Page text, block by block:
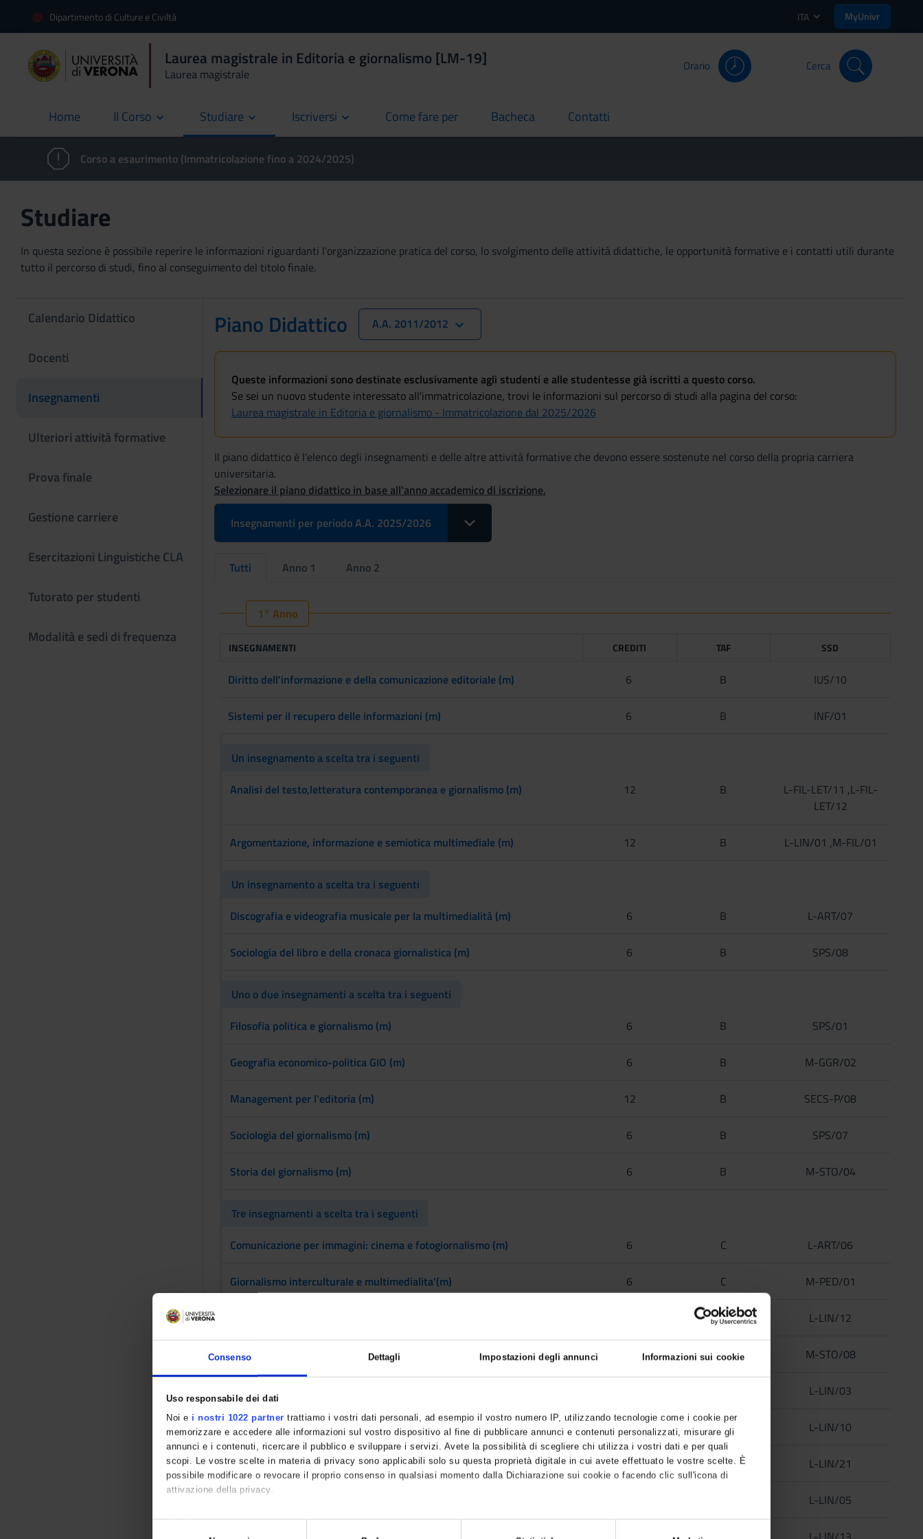
Consenso Dettagli Impostazioni degli annunci Informazioni sui cookie
Uso responsabile dei dati
Noi e i nostri 1022 partner trattiamo i vostri dati personali, ad esempio il vostro numero IP, utilizzando tecnologie come i cookie per
memorizzare e accedere alle informazioni sul vostro dispositivo al fine di pubblicare annunci e contenuti personalizzati, misurare gli
annunci e i contenuti, ricercare il pubblico e sviluppare i servizi. Avete la possibilità di scegliere chi utilizza i vostri dati e per quali
scopi. Le vostre scelte in materia di privacy sono applicabili solo su questa proprietà digitale in cui avete effettuato le vostre scelte. È
possibile modificare o revocare il proprio consenso in qualsiasi momento dalla Dichiarazione sui cookie o facendo clic sull'icona di
attivazione della privacy.
Con il tuo consenso, vorremmo anche:
raccogliere informazioni sulla tua posizione geografica, con un'approssimazione di qualche metro,
Dipartimento di Culture e Civiltà ITA MyUnivr
Laurea magistrale in Editoria e giornalismo [LM-19]
Laurea magistrale
Orario Cerca
Home
current Il Corso Studiare Iscriversi Come fare per
current Bacheca
current Contatti
current
Corso a esaurimento (Immatricolazione fino a 2024/2025)
Studiare
In questa sezione è possibile reperire le informazioni riguardanti l'organizzazione pratica del corso, lo svolgimento delle attività didattiche, le opportunità formative e i contatti utili durante
tutto il percorso di studi, fino al conseguimento del titolo finale.
Calendario Didattico
Docenti
Insegnamenti
Ulteriori attività formative
Prova finale
Gestione carriere
Esercitazioni Linguistiche CLA
Tutorato per studenti
Modalità e sedi di frequenza
Piano Didattico A.A. 2011/2012
Queste informazioni sono destinate esclusivamente agli studenti e alle studentesse già iscritti a questo corso.
Se sei un nuovo studente interessato all'immatricolazione, trovi le informazioni sul percorso di studi alla pagina del corso:
Laurea magistrale in Editoria e giornalismo - Immatricolazione dal 2025/2026
Il piano didattico è l'elenco degli insegnamenti e delle altre attività formative che devono essere sostenute nel corso della propria carriera
universitaria.
Selezionare il piano didattico in base all'anno accademico di iscrizione.
Insegnamenti per periodo A.A. 2025/2026
Toggle Dropdown Select Insegnamenti per periodo
Tutti Anno 1 Anno 2
1° Anno
INSEGNAMENTI CREDITI TAF SSD
Diritto dell'informazione e della comunicazione editoriale (m) 6 B IUS/10
Sistemi per il recupero delle informazioni (m) 6 B INF/01
Un insegnamento a scelta tra i seguenti
Analisi del testo,letteratura contemporanea e giornalismo (m)
12 B
L-FIL-LET/11 ,L-FIL-
LET/12
Argomentazione, informazione e semiotica multimediale (m) 12 B L-LIN/01 ,M-FIL/01
Un insegnamento a scelta tra i seguenti
Discografia e videografia musicale per la multimedialità (m)
6 B L-ART/07
Sociologia del libro e della cronaca giornalistica (m) 6 B SPS/08
Uno o due insegnamenti a scelta tra i seguenti
Filosofia politica e giornalismo (m)
6 B SPS/01
Geografia economico-politica GIO (m) 6 B M-GGR/02
Management per l'editoria (m) 12 B SECS-P/08
Sociologia del giornalismo (m) 6 B SPS/07
Storia del giornalismo (m) 6 B M-STO/04
Tre insegnamenti a scelta tra i seguenti
Comunicazione per immagini: cinema e fotogiornalismo (m)
6 C L-ART/06
Giornalismo interculturale e multimedialita'(m) 6 C M-PED/01
C L-LIN/12
Laboratorio di editoria applicata (m) C M-STO/08
Letteratura francese per l'editoria (m) L-LIN/03
Letteratura inglese per l'editoria (m) 6 C L-LIN/10
Letteratura russa per l'editoria (m) 6 C L-LIN/21
Letteratura spagnola per l'editoria (m) L-LIN/05